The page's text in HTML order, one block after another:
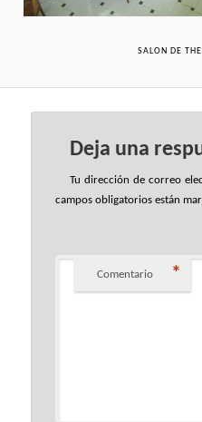
SALON DE
Deja una
Tu dirección de correo
campos obligatorios están
Comentario *